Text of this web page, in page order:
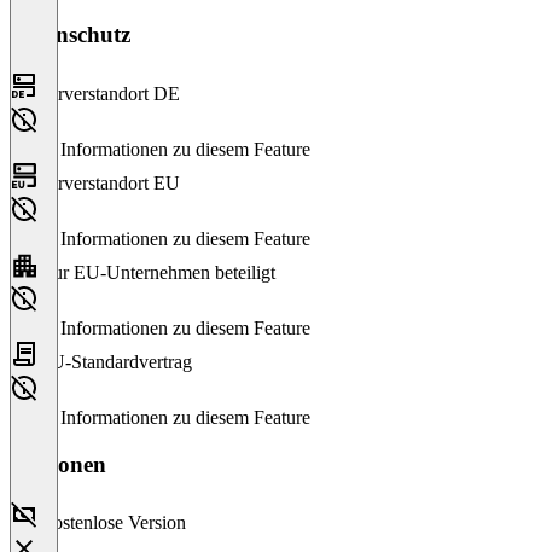
Datenschutz
Serverstandort DE
Keine Informationen zu diesem Feature
Serverstandort EU
Keine Informationen zu diesem Feature
Nur EU-Unternehmen beteiligt
Keine Informationen zu diesem Feature
EU-Standardvertrag
Keine Informationen zu diesem Feature
Versionen
Kostenlose Version